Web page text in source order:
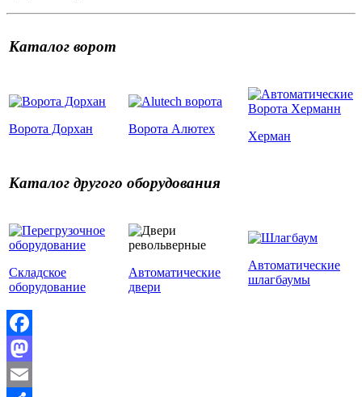
Каталог ворот
Ворота Дорхан Ворота Алютех
Херман
Каталог другого оборудования
Складское
оборудование
Автоматические
двери
Автоматические
шлагбаумы
Facebook
Mastodon